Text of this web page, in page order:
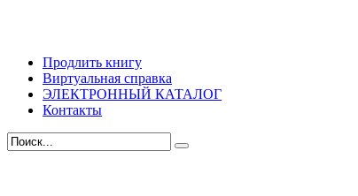
Продлить книгу
Виртуальная справка
ЭЛЕКТРОННЫЙ КАТАЛОГ
Контакты